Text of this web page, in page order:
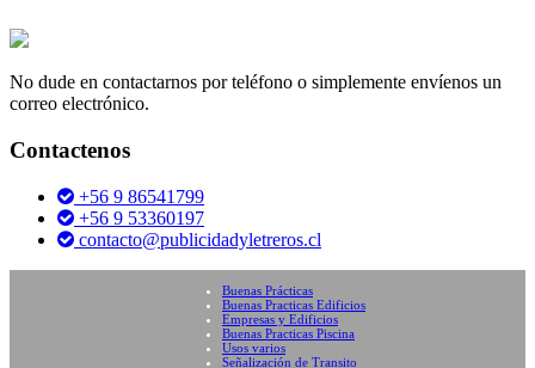
No dude en contactarnos por teléfono o simplemente envíenos un
correo electrónico.
Contactenos
+56 9 86541799
+56 9 53360197
contacto@publicidadyletreros.cl
Buenas Prácticas
Buenas Practicas Edificios
Empresas y Edificios
Buenas Practicas Piscina
Usos varios
Señalización de Transito